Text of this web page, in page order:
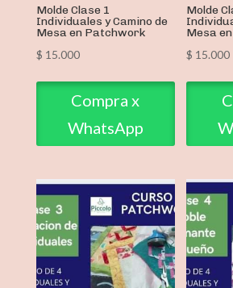
Molde Clase 1
Individuales y Camino de
Mesa en Patchwork
$ 15.000
Compra x
WhatsApp
Molde
Mesa
$ 15.000